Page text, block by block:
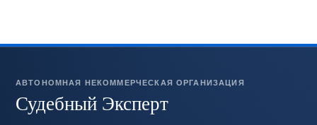
АВТОНОМНАЯ НЕКОММЕРЧЕСКАЯ ОРГАНИЗАЦИЯ
Судебный Эксперт